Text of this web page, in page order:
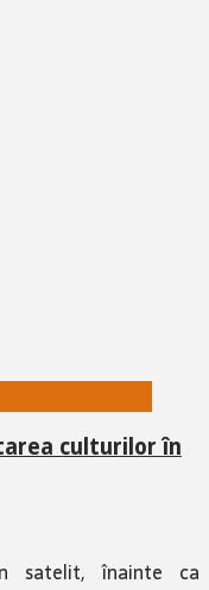
culturilor în
satelit, înainte ca